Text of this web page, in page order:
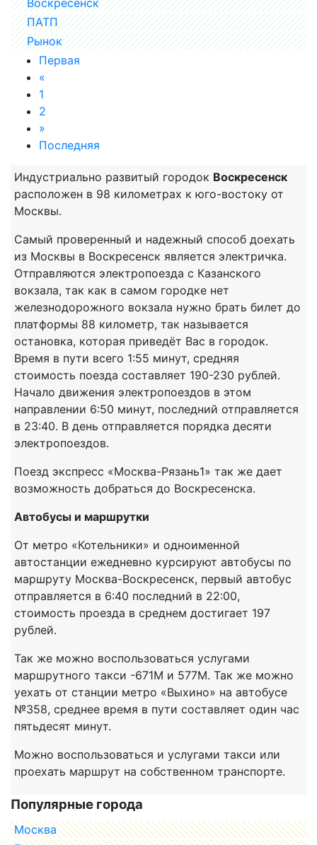
ПАТП
Рынок
Первая
«
1
2
»
Последняя
Индустриально развитый городок Воскресенск
расположен в 98 километрах к юго-востоку от
Москвы.
Самый проверенный и надежный способ доехать
из Москвы в Воскресенск является электричка.
Отправляются электропоезда с Казанского
вокзала, так как в самом городке нет
железнодорожного вокзала нужно брать билет до
платформы 88 километр, так называется
остановка, которая приведёт Вас в городок.
Время в пути всего 1:55 минут, средняя
стоимость поезда составляет 190-230 рублей.
Начало движения электропоездов в этом
направлении 6:50 минут, последний отправляется
в 23:40. В день отправляется порядка десяти
электропоездов.
Поезд экспресс «Москва-Рязань1» так же дает
возможность добраться до Воскресенска.
Автобусы и маршрутки
От метро «Котельники» и одноименной
автостанции ежедневно курсируют автобусы по
маршруту Москва-Воскресенск, первый автобус
отправляется в 6:40 последний в 22:00,
стоимость проезда в среднем достигает 197
рублей.
Так же можно воспользоваться услугами
маршрутного такси -671М и 577М. Так же можно
уехать от станции метро «Выхино» на автобусе
№358, среднее время в пути составляет один час
пятьдесят минут.
Можно воспользоваться и услугами такси или
проехать маршрут на собственном транспорте.
Популярные города
Москва